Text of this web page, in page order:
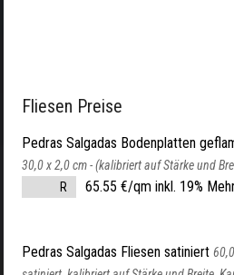
Fliesen Preise
Pedras Salgadas Bodenplatten
30,0 x 2,0 cm -(kalibriert auf Stärke und
R
65.55 €/qm inkl. 19%
Pedras Salgadas Fliesen satiniert